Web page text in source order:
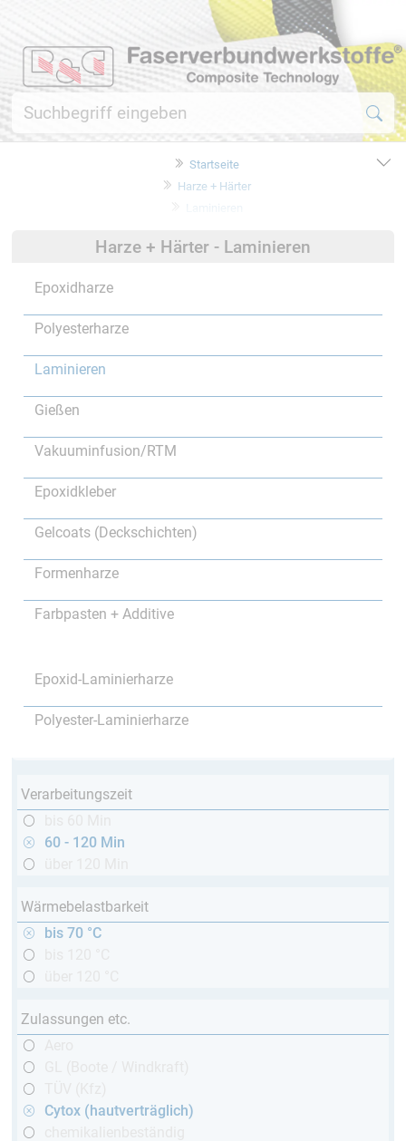
Startseite
Harze + Härter
Harze + Härter - Laminieren
Epoxidharze
Polyesterharze
Laminieren
Gießen
Vakuuminfusion/RTM
Epoxidkleber
Gelcoats (Deckschichten)
Formenharze
Farbpasten + Additive
Epoxid-Laminierharze
Polyester-Laminierharze
Verarbeitungszeit
60 - 120 Min
Wärmebelastbarkeit
bis 70 °C
Zulassungen etc.
Cytox (hautverträglich)